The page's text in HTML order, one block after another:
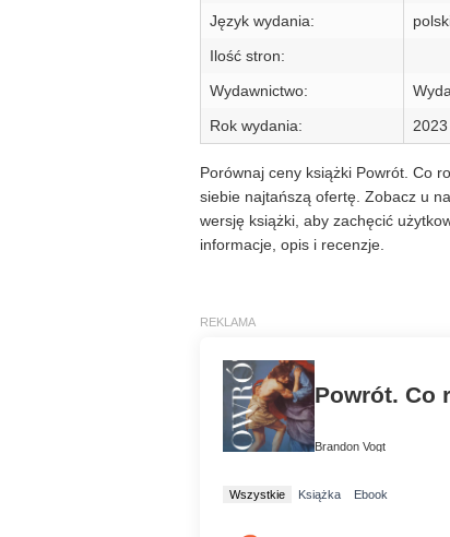
Język wydania:
Ilość stron:
Wydawnictwo:
Rok wydania:
2023
Porównaj ceny książki Powrót. Co
siebie najtańszą ofertę. Zobacz u
wersję książki, aby zachęcić
informacje, opis i recenzje.